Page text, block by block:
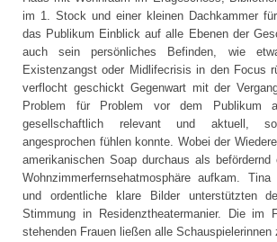
im 1. Stock und einer kleinen Dachkammer
das Publikum Einblick auf alle Ebenen der
auch sein persönliches Befinden, wie
Existenzangst oder Midlifecrisis in den Focus
verflocht geschickt Gegenwart mit der
Problem für Problem vor dem Publikum
gesellschaftlich relevant und aktuell,
angesprochen fühlen konnte. Wobei der
amerikanischen Soap durchaus als befördernd
Wohnzimmerfernsehatmosphäre aufkam.
und ordentliche klare Bilder unterstützten
Stimmung in Residenztheatermanier. Die im
stehenden Frauen ließen alle Schauspielerinnen